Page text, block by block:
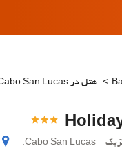
هتل در Cabo San Lucas